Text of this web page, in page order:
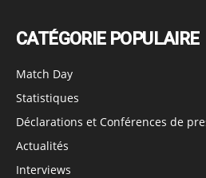
CATÉGORIE POPULAIRE
Match Day
Statistiques
Déclarations et Conférences de
Actualités
Interviews